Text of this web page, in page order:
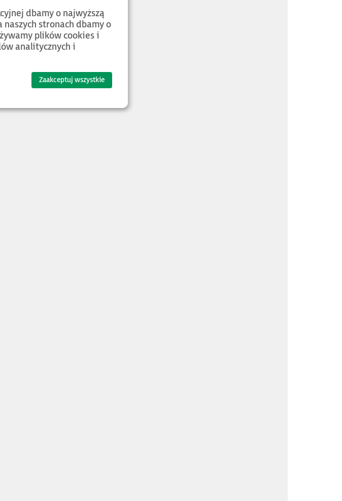
dbamy o najwyższą
stronach dbamy o
plików cookies i
analitycznych i
Zaakceptuj wszystkie